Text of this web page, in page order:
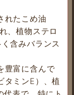
れたこめ油
、植物ステロ
含みバランス
豊富に含んで
タミンE）、植